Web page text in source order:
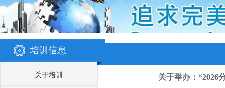
培训信息
关于培训 关于举办：“2026